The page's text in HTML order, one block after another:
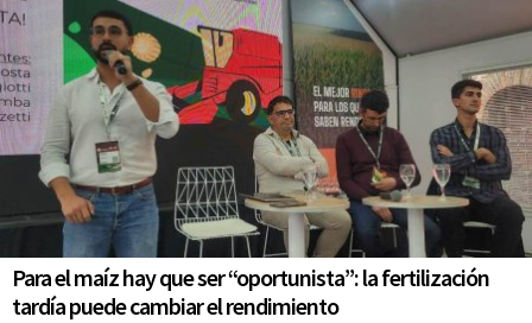
Para el maíz hay que ser “oportunista”: la fertilización
tardía puede cambiar el rendimiento